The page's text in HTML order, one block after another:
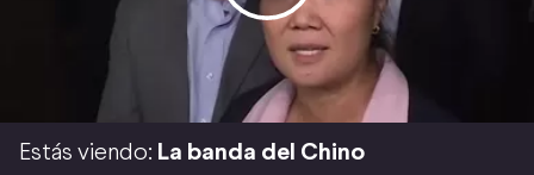
Estás viendo: La banda del Chino